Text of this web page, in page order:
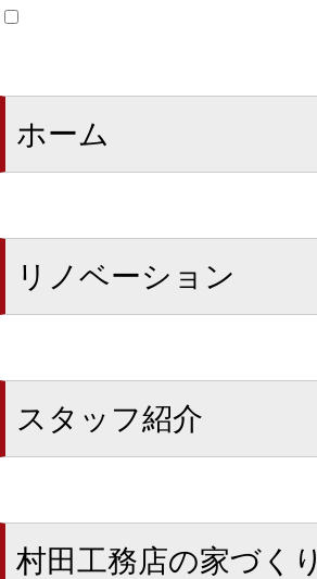
ホーム
リノベーション
スタッフ紹介
村田工務店の家づくり